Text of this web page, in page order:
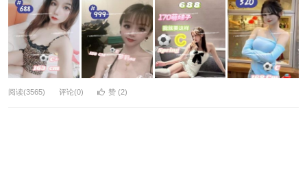
阅读(3565) 评论(0) 赞 (2)